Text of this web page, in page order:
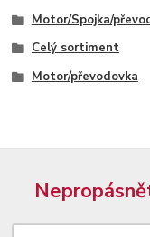
Motor/Spojka/
Celý sortiment
Motor/převodovka